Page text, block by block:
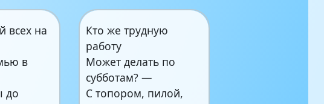
всех на
в
до
Кто же трудную
работу
Может делать по
субботам? —
С топором, пилой,